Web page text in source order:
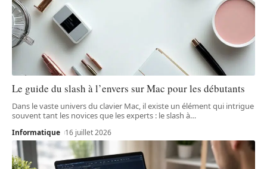
Le guide du slash à l’envers sur Mac pour les débutants
Dans le vaste univers du clavier Mac, il existe un élément qui intrigue
souvent tant les novices que les experts : le slash à…
Informatique 16 juillet 2026